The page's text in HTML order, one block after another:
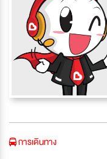
การเดินทาง